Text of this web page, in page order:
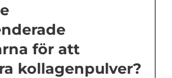
för att
kollagenpulver?